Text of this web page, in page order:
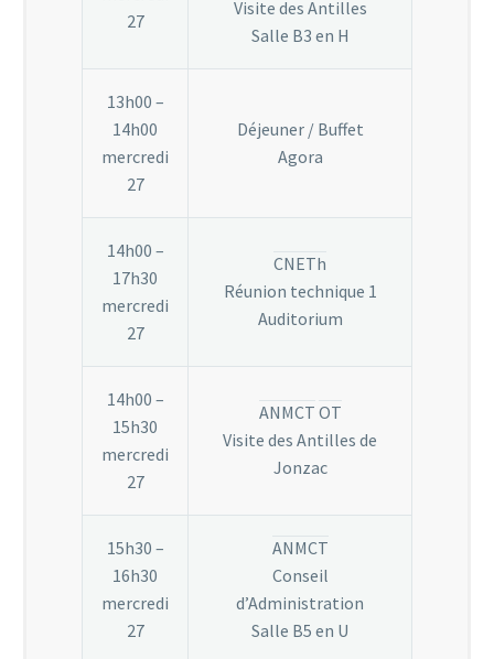
27
Visite des Antilles
Salle B3 en H
13h00 –
14h00
mercredi
27
Déjeuner / Buffet
Agora
14h00 –
17h30
mercredi
27
CNETh
Réunion technique 1
Auditorium
14h00 –
15h30
mercredi
27
ANMCT OT
Visite des Antilles de
Jonzac
15h30 –
16h30
mercredi
27
ANMCT
Conseil
d’Administration
Salle B5 en U